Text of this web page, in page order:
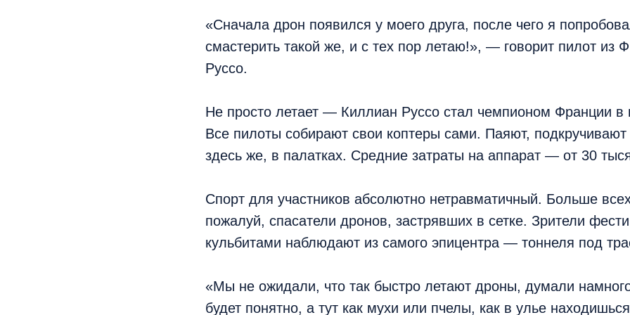
«Сначала дрон появился у моего друга, после чего я
смастерить такой же, и с тех пор летаю!», — говорит пилот из
Руссо.
Не просто летает — Киллиан Руссо стал чемпионом Франции в
Все пилоты собирают свои коптеры сами. Паяют,
здесь же, в палатках. Средние затраты на аппарат — от 30
Спорт для участников абсолютно нетравматичный. Больше
пожалуй, спасатели дронов, застрявших в сетке. Зрители
кульбитами наблюдают из самого эпицентра — тоннеля под
«Мы не ожидали, что так быстро летают дроны, думали
будет понятно, а тут как мухи или пчелы, как в улье